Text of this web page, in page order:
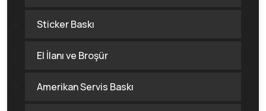
Sticker Baskı
El İlanı ve Broşür
Amerikan Servis Baskı